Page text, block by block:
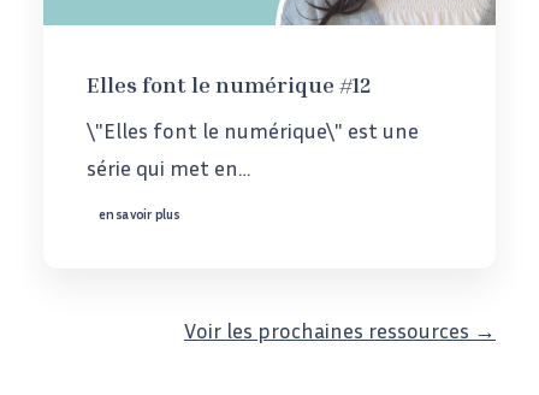
Elles font le numérique #12
\"Elles font le numérique\" est une
série qui met en…
en savoir plus
Voir les prochaines ressources →